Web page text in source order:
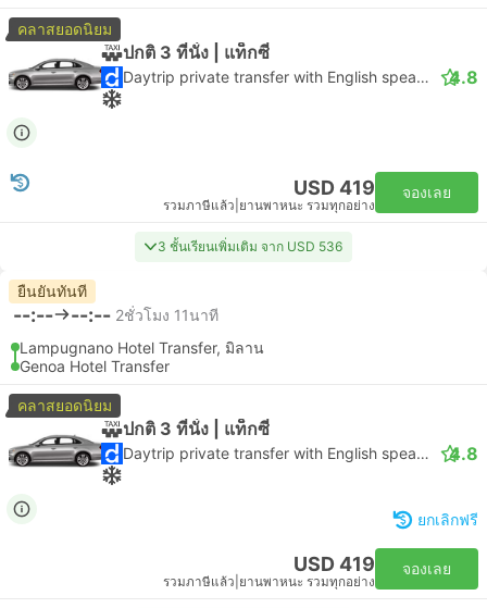
คลาสยอดนิยม
ปกติ 3 ที่นั่ง | แท็กซี่
Daytrip private transfer with English speaking driver 4.8
USD 419
รวมภาษีแล้ว ยานพาหนะ รวมทุกอย่าง
จองเลย
3 ชั้นเรียนเพิ่มเติม จาก USD 536
ยืนยันทันที
--:-- --:-- 2ชั่วโมง 11นาที
Lampugnano Hotel Transfer, มิลาน
Genoa Hotel Transfer
คลาสยอดนิยม
ปกติ 3 ที่นั่ง | แท็กซี่
Daytrip private transfer with English speaking driver 4.8
ยกเลิกฟรี
USD 419
รวมภาษีแล้ว ยานพาหนะ รวมทุกอย่าง
จองเลย